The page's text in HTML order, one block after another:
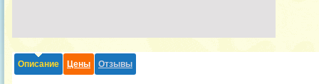
Описание Цены Отзывы